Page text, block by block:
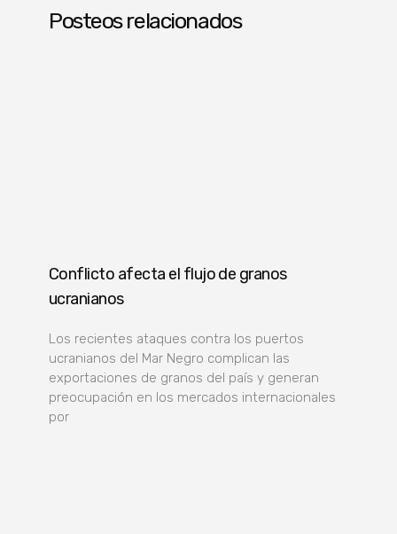
Posteos relacionados
Conflicto afecta el flujo de granos
ucranianos
Los recientes ataques contra los puertos
ucranianos del Mar Negro complican las
exportaciones de granos del país y generan
preocupación en los mercados internacionales
por